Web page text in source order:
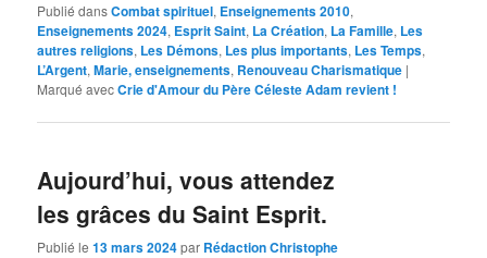
Publié dansCombat spirituel, Enseignements 2010,
Enseignements 2024, Esprit Saint, La Création, La Famille, Les
autres religions, Les Démons, Les plus importants, Les Temps,
L’Argent,Marie, enseignements, Renouveau Charismatique |
Marqué avecCrie d'Amour du Père Céleste Adam revient !
Aujourd’hui, vous attendez
les grâces du Saint Esprit.
Publié le13 mars 2024par Rédaction Christophe